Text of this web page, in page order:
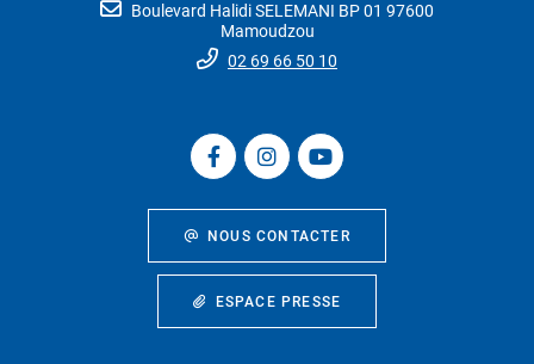
Boulevard Halidi SELEMANI BP 01 97600
Mamoudzou
02 69 66 50 10
NOUS CONTACTER
ESPACE PRESSE